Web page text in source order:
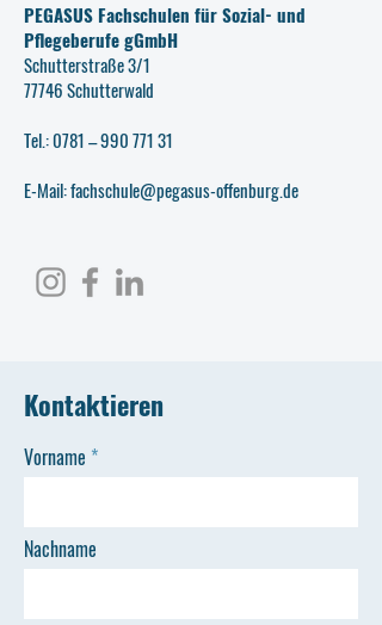
PEGASUS Fachschulen für Sozial- und
Pflegeberufe gGmbH
Schutterstraße 3/1
77746 Schutterwald
Tel.: 0781 –990 771 31
E-Mail: fachschule@pegasus-offenburg.de
Kontaktieren
Vorname
Nachname